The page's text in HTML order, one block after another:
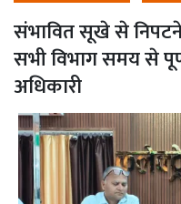
संभावित सूखे से
सभी विभाग समय से
अधिकारी